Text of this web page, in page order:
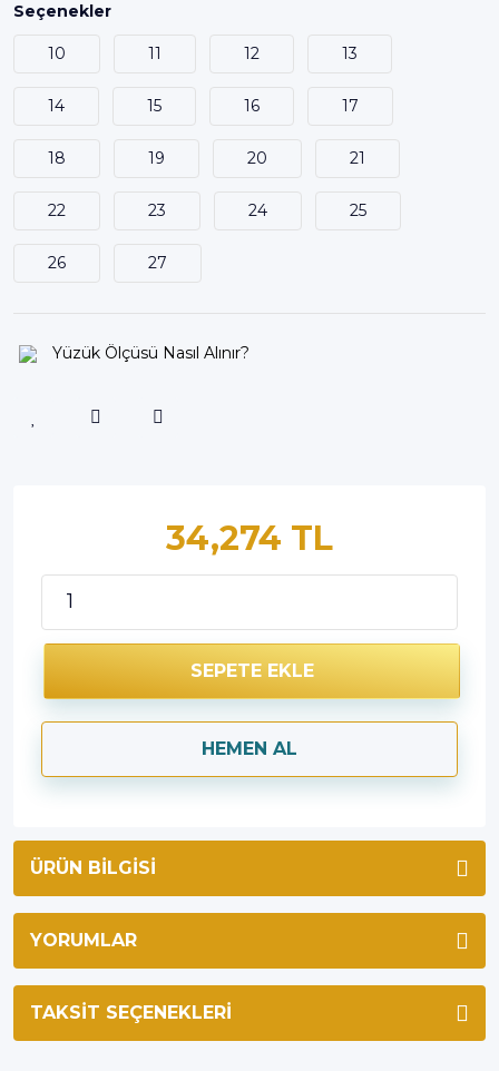
Seçenekler
10 11 12 13
14 15 16 17
18 19 20 21
22 23 24 25
26 27
Yüzük Ölçüsü Nasıl Alınır?
34,274 TL
SEPETE EKLE
HEMEN AL
ÜRÜN BILGISI
YORUMLAR
TAKSIT SEÇENEKLERI